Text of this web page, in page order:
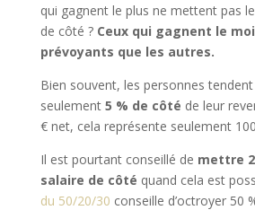
qui gagnent le plus ne mettent pas
de côté ? Ceux qui gagnent le
prévoyants que les autres.
Bien souvent, les personnes
seulement 5 % de côté de leur
€ net, cela représente seulement
Il est pourtant conseillé de mettre
salaire de côté quand cela est
du 50/20/30 conseille d’octroyer 50